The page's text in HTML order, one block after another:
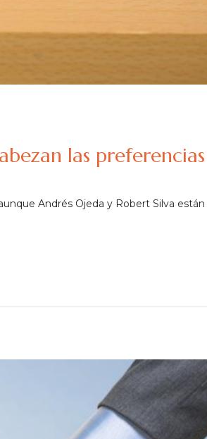
las preferencias
Andrés Ojeda y Robert Silva